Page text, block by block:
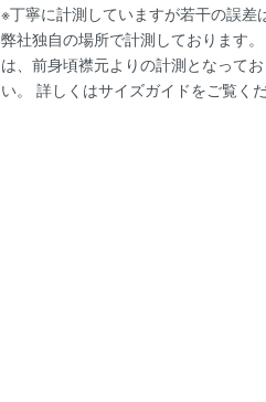
※丁寧に計測していますが若干の誤差
弊社独自の場所で計測しております
は、前身頃襟元よりの計測となって
い。 詳しくはサイズガイドをご覧く